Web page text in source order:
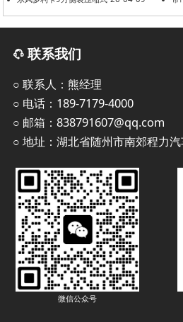
联系我们
○ 联系人：熊经理
○ 电话：189-7179-4000
○ 邮箱：838791607@qq.com
○ 地址：湖北省随州市南郊程力
微信公众号